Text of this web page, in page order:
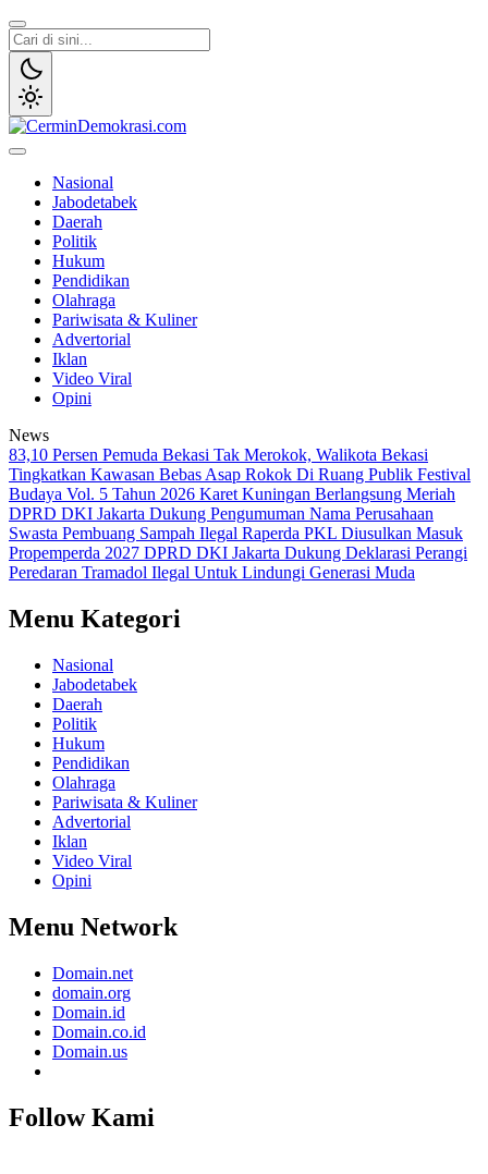
Lewati
ke
konten
Nasional
Jabodetabek
Daerah
Politik
Hukum
Pendidikan
Olahraga
Pariwisata & Kuliner
Advertorial
Iklan
Video Viral
Opini
News
83,10 Persen Pemuda Bekasi Tak Merokok, Walikota Bekasi
Tingkatkan Kawasan Bebas Asap Rokok Di Ruang Publik Festival
Budaya Vol. 5 Tahun 2026 Karet Kuningan Berlangsung Meriah
DPRD DKI Jakarta Dukung Pengumuman Nama Perusahaan
Swasta Pembuang Sampah Ilegal Raperda PKL Diusulkan Masuk
Propemperda 2027 DPRD DKI Jakarta Dukung Deklarasi Perangi
Peredaran Tramadol Ilegal Untuk Lindungi Generasi Muda
Menu Kategori
Nasional
Jabodetabek
Daerah
Politik
Hukum
Pendidikan
Olahraga
Pariwisata & Kuliner
Advertorial
Iklan
Video Viral
Opini
Menu Network
Domain.net
domain.org
Domain.id
Domain.co.id
Domain.us
Follow Kami